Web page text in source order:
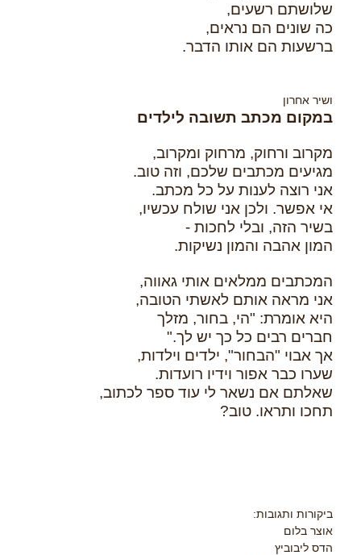
שלושתם רשעים,
כה שונים הם נראים,
ברשעות הם אותו הדבר.
ושיר אחרון
במקום מכתב תשובה לילדים
מקרוב ורחוק, מרחוק ומקרוב,
מגיעים מכתבים שלכם, וזה טוב.
אני רוצה לענות על כל מכתב.
אי אפשר. ולכן אני שולח עכשיו,
בשיר הזה, ובלי לחכות -
המון אהבה והמון נשיקות.
המכתבים ממלאים אותי גאווה,
אני מראה אותם לאשתי הטובה,
היא אומרת: "הי, בחור, מזלך
חברים רבים כל כך יש לך."
אך אבוי "הבחור", ילדים וילדות,
שערו כבר אפור וידיו רועדות.
שאלתם אם נשאר לי עוד ספר לכתוב,
תחכו ותראו. טוב?
ביקורות ותגובות:
אוצר בלום
הדס ליבוביץ